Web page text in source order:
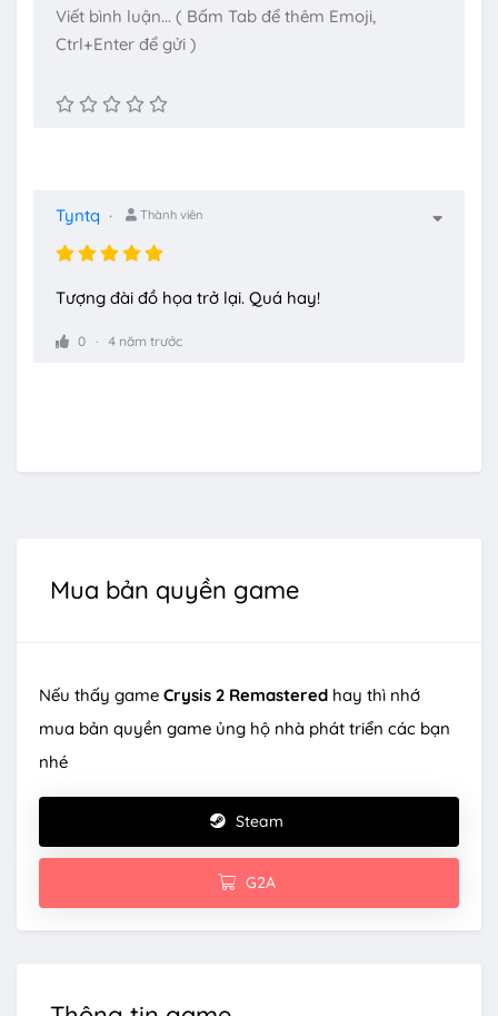
Tyntq Thành viên
Tượng đài đồ họa trở lại. Quá hay!
0 4 năm trước
Mua bản quyền game
Nếu thấy game Crysis 2 Remastered hay thì nhớ
mua bản quyền game ủng hộ nhà phát triển các bạn
nhé
Steam
G2A